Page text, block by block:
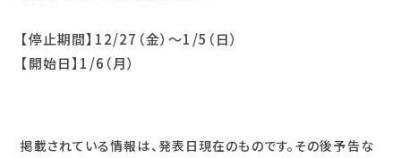
【停止期間】12/27（金）～1/5（日）
【開始日】1/6（月）
掲載されている情報は、発表日現在のものです。その後予告な